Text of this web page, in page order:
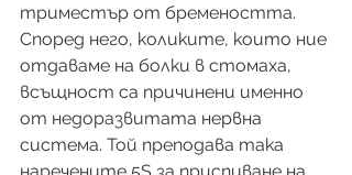
триместър от бремеността.
Според него, коликите, които ние
отдаваме на болки в стомаха,
всъщност са причинени именно
от недоразвитата нервна
система. Той преподава така
наречените 5S за приспиване на